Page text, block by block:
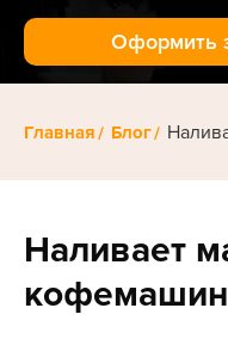
Оформить
Главная Блог
Наливает